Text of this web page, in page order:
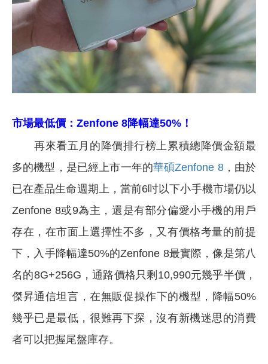
市場最低價： Zenfone 8降幅達50%！
再來看五月的降價排行榜上累積總降價金額最
多的機型，是已經上市一年的華碩Zenfone 8，由於
已在產品生命週期上，當前6吋以下小手機市場仍以
Zenfone 8或9為主，還是有部分偏愛小手機的用戶
存在，在市面上選擇性不多，又有價格考量的前提
下，入手降幅達50%的Zenfone 8最實際，像是第八
名的8G+256G，通路價格只剩10,990元幾乎半價，
傑昇通信坦言，在無販促操作下的機型，降幅50%
幾乎已是最低，很難再下探，沒有新機迷思的消費
者可以把握尾盤庫存。